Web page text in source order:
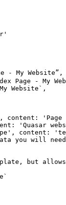
- My Website”,
- My
Website ` ,
, content :
:
'Quasar
, content :
you will
but allows
`